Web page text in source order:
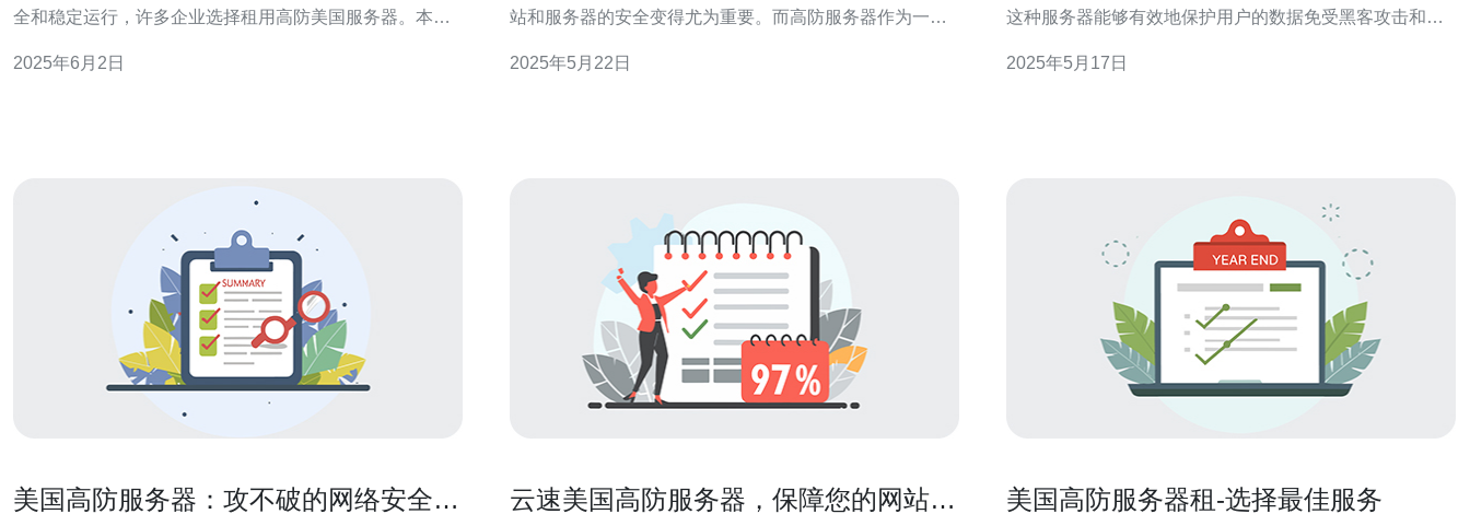
全和稳定运行，许多企业选择租用高防美国服务器。本文
务提供商。 使用高防美国服务器可以帮助网站提升安全性
2025年6月2日
站和服务器的安全变得尤为重要。而高防服务器作为一种
可，尤其是美国高防服务器表现出色。 高防服务器是一种
2025年5月22日
这种服务器能够有效地保护用户的数据免受黑客攻击和恶
高防美国服务器拥有先进的硬件设备和稳定的网络环境，
2025年5月17日
美国高防服务器：攻不破的网络安全屏
云速美国高防服务器，保障您的网站安
美国高防服务器租-选择最佳服务